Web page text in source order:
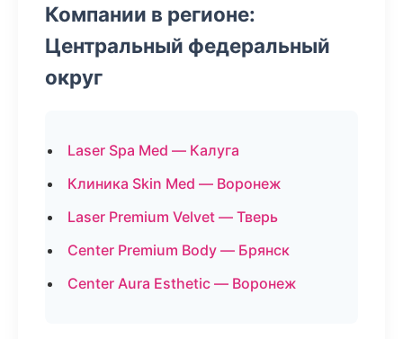
Компании в регионе:
Центральный федеральный
округ
Laser Spa Med — Калуга
Клиника Skin Med — Воронеж
Laser Premium Velvet — Тверь
Center Premium Body — Брянск
Center Aura Esthetic — Воронеж